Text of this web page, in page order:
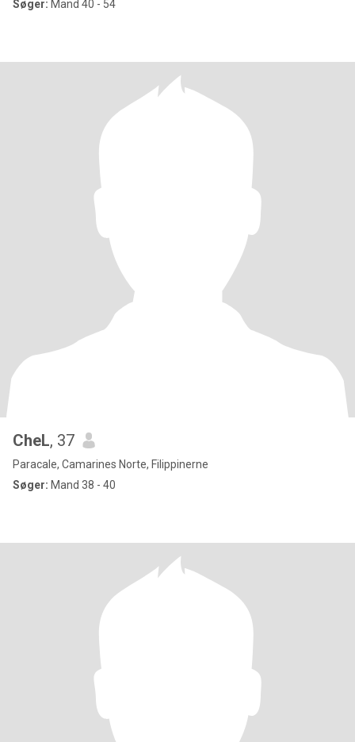
Søger: Mand 40 - 54
CheL, 37
Paracale, Camarines Norte, Filippinerne
Søger: Mand 38 - 40